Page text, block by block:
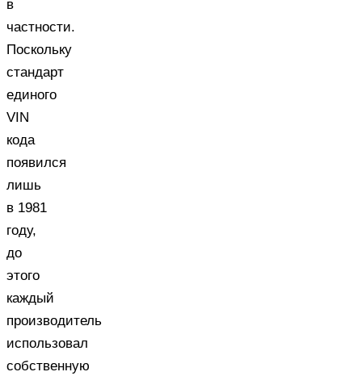
в
частности.
Поскольку
стандарт
единого
VIN
кода
появился
лишь
в 1981
году,
до
этого
каждый
производитель
использовал
собственную